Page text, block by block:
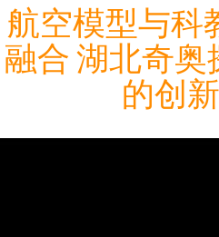
航空模型与科
融合 湖北奇
的创